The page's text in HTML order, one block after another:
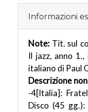
Informazioni
Note: Tit. sul
Il jazz, anno
italiano di Paul
Descrizione
-4[Italia]:
Disco (45